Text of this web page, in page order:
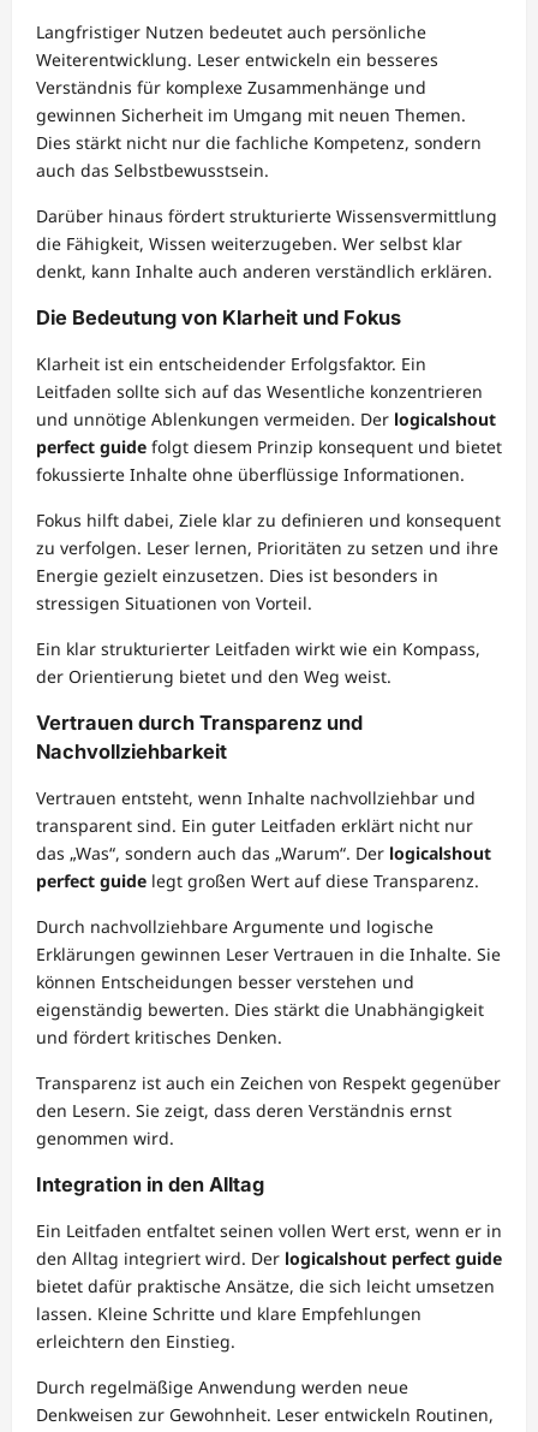
Langfristiger Nutzen bedeutet auch persönliche
Weiterentwicklung. Leser entwickeln ein besseres
Verständnis für komplexe Zusammenhänge und
gewinnen Sicherheit im Umgang mit neuen Themen.
Dies stärkt nicht nur die fachliche Kompetenz, sondern
auch das Selbstbewusstsein.
Darüber hinaus fördert strukturierte Wissensvermittlung
die Fähigkeit, Wissen weiterzugeben. Wer selbst klar
denkt, kann Inhalte auch anderen verständlich erklären.
Die Bedeutung von Klarheit und Fokus
Klarheit ist ein entscheidender Erfolgsfaktor. Ein
Leitfaden sollte sich auf das Wesentliche konzentrieren
und unnötige Ablenkungen vermeiden. Der logicalshout
perfect guide folgt diesem Prinzip konsequent und bietet
fokussierte Inhalte ohne überflüssige Informationen.
Fokus hilft dabei, Ziele klar zu definieren und konsequent
zu verfolgen. Leser lernen, Prioritäten zu setzen und ihre
Energie gezielt einzusetzen. Dies ist besonders in
stressigen Situationen von Vorteil.
Ein klar strukturierter Leitfaden wirkt wie ein Kompass,
der Orientierung bietet und den Weg weist.
Vertrauen durch Transparenz und
Nachvollziehbarkeit
Vertrauen entsteht, wenn Inhalte nachvollziehbar und
transparent sind. Ein guter Leitfaden erklärt nicht nur
das „Was“, sondern auch das „Warum“. Der logicalshout
perfect guide legt großen Wert auf diese Transparenz.
Durch nachvollziehbare Argumente und logische
Erklärungen gewinnen Leser Vertrauen in die Inhalte. Sie
können Entscheidungen besser verstehen und
eigenständig bewerten. Dies stärkt die Unabhängigkeit
und fördert kritisches Denken.
Transparenz ist auch ein Zeichen von Respekt gegenüber
den Lesern. Sie zeigt, dass deren Verständnis ernst
genommen wird.
Integration in den Alltag
Ein Leitfaden entfaltet seinen vollen Wert erst, wenn er in
den Alltag integriert wird. Der logicalshout perfect guide
bietet dafür praktische Ansätze, die sich leicht umsetzen
lassen. Kleine Schritte und klare Empfehlungen
erleichtern den Einstieg.
Durch regelmäßige Anwendung werden neue
Denkweisen zur Gewohnheit. Leser entwickeln Routinen,